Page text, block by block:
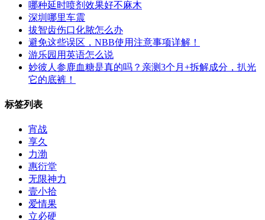
哪种延时喷剂效果好不麻木
深圳哪里车震
拔智齿伤口化脓怎么办
避免这些误区，NBB使用注意事项详解！
游乐园用英语怎么说
妙彼人参鹿血糖是真的吗？亲测3个月+拆解成分，扒光
它的底裤！‌
标签列表
宵战
享久
力渤
惠衍堂
无限神力
壹小拾
爱情果
立必硬